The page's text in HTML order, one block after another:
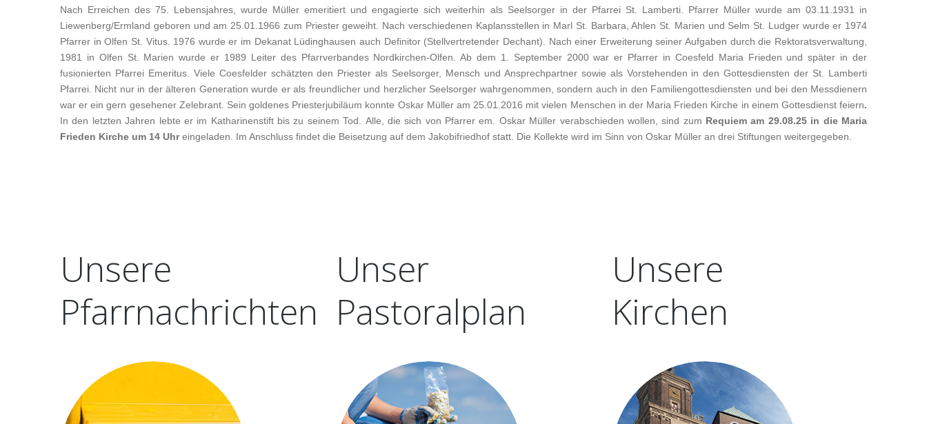
LITURGIEHELFER PLÄNE
STELLENMARKT ST. LAMBERTI
ISK - INSTITUTIONELLES SCHUTZKONZEPT
DIGITALER MELDEKANAL -
HINWEISGEBERSYSTEM
VERBUNDLEITUNG DER KINDERGÄRTEN
VERWALTUNGSREFERENT
STELLENMARKT ST. LAMBERTI
STELLENMARKT KINDERGARTEN
ST. JAKOBI KINDERGARTEN
ST. LAMBERTI KINDERGARTEN
MARIA FRIEDEN KINDERGARTEN
LIEBFRAUEN KINDERGARTEN
CARITAS NETZWERK
LEITUNGSTEAM
OFFENE TÜR
HAUSSAMMLUNG
CARITAS-KONFERENZ
CARITASNETZWERKMOBIL
SOZIALBÜRO
MÖBELLADEN
DER COESFELDER KREUZWEG
KREUZWEGE IN ST. LAMBERTI ALS BILD-
UND WORTDATEIEN
KREUZWEGE
FRIEDHÖFE
FLÜCHTLINGSINITIATIVE
KFD - KATH.
FRAUENGEMEINSCHAFT
DEUTSCHLANDS
KIRCHENMUSIK
KIRCHENMUSIKER
VERANSTALTUNGEN
MESSDIENER
PFADFINDER
PARTNERGEMEINDEN
BEITRETEN MÖCHTE
...WIR HEIRATEN MÖCHTEN
...WIR EIN EHEJUBILÄUM FEIERN
... ICH EINEN VERTRAULICHEN ODER
ANONYMEN HINWEIS GEBEN MÖCHTE
...WIR IN EINE KRISE IN DER
PARTNERSCHAFT/FAMILIE GERATEN SIND
...EIN MENSCH GESTORBEN IST
Nach Erreichen des 75. Lebensjahres, wurde Müller emeritiert und engagierte sich weiterhin als Seelsorger in der Pfarrei St. Lamberti. Pfarrer Müller wurde am 03.11.1931 in
Liewenberg/Ermland geboren und am 25.01.1966 zum Priester geweiht. Nach verschiedenen Kaplansstellen in Marl St. Barbara, Ahlen St. Marien und Selm St. Ludger wurde er 1974
Pfarrer in Olfen St. Vitus. 1976 wurde er im Dekanat Lüdinghausen auch Definitor (Stellvertretender Dechant). Nach einer Erweiterung seiner Aufgaben durch die Rektoratsverwaltung,
1981 in Olfen St. Marien wurde er 1989 Leiter des Pfarrverbandes Nordkirchen-Olfen. Ab dem 1. September 2000 war er Pfarrer in Coesfeld Maria Frieden und später in der
fusionierten Pfarrei Emeritus. Viele Coesfelder schätzten den Priester als Seelsorger, Mensch und Ansprechpartner sowie als Vorstehenden in den Gottesdiensten der St. Lamberti
Pfarrei. Nicht nur in der älteren Generation wurde er als freundlicher und herzlicher Seelsorger wahrgenommen, sondern auch in den Familiengottesdiensten und bei den Messdienern
war er ein gern gesehener Zelebrant. Sein goldenes Priesterjubiläum konnte Oskar Müller am 25.01.2016 mit vielen Menschen in der Maria Frieden Kirche in einem Gottesdienst feiern.
In den letzten Jahren lebte er im Katharinenstift bis zu seinem Tod. Alle, die sich von Pfarrer em. Oskar Müller verabschieden wollen, sind zum Requiem am 29.08.25 in die Maria
Frieden Kirche um 14 Uhreingeladen. Im Anschluss findet die Beisetzung auf dem Jakobifriedhof statt. Die Kollekte wird im Sinn von Oskar Müller an drei Stiftungen weitergegeben.
Unsere
Pfarrnachrichten
Unser
Pastoralplan
Unsere
Kirchen